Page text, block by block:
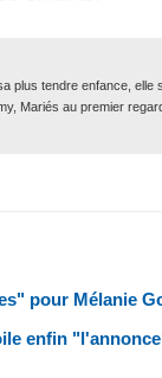
plus tendre enfance,
Mariés au premier
pour Mélanie
enfin